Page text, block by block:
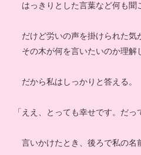
はっきりとした言葉など何も聞
だけど労いの声を掛けられた気
その木が何を言いたいのか理解
だから私はしっかりと答える。
「ええ、とっても幸せです。だ
言いかけたとき、後ろで私の名